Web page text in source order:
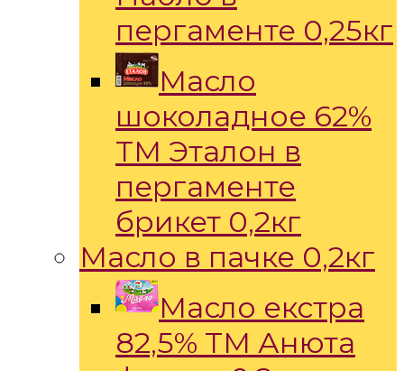
пергаменте 0,25кг
Масло
шоколадное 62%
ТМ Эталон в
пергаменте
брикет 0,2кг
Масло в пачке 0,2кг
Масло екстра
82,5% ТМ Анюта